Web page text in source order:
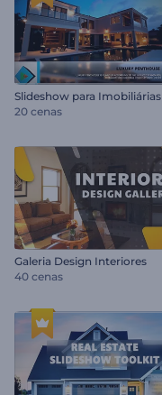
Slideshow para Imobiliárias
20 cenas
Galeria Design Interiores
40 cenas